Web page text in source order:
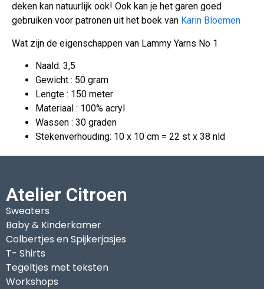
deken kan natuurlijk ook! Ook kan je het garen goed
gebruiken voor patronen uit het boek van Karin Bloemen
Wat zijn de eigenschappen van Lammy Yarns No 1
Naald: 3,5
Gewicht : 50 gram
Lengte : 150 meter
Materiaal : 100% acryl
Wassen : 30 graden
Stekenverhouding: 10 x 10 cm = 22 st x 38 nld
Atelier Citroen
Sweaters
Baby & Kinderkamer
Colbertjes en Spijkerjasjes
T- Shirts
Tegeltjes met teksten
Workshops